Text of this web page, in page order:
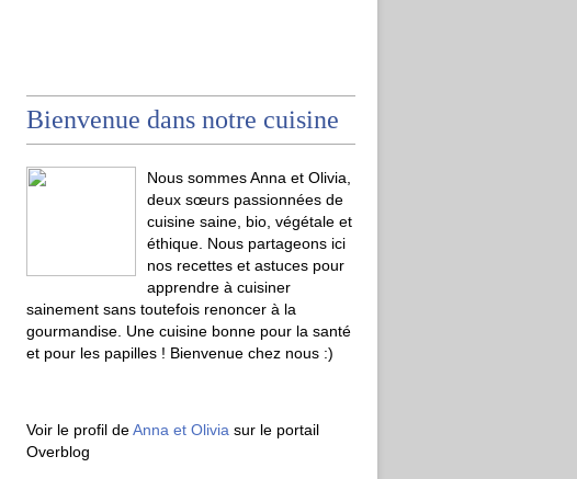
Bienvenue dans notre cuisine
Nous sommes Anna et Olivia,
deux sœurs passionnées de
cuisine saine, bio, végétale et
éthique. Nous partageons ici
nos recettes et astuces pour
apprendre à cuisiner
sainement sans toutefois renoncer à la
gourmandise. Une cuisine bonne pour la santé
et pour les papilles ! Bienvenue chez nous :)
Voir le profil deAnna et Olivia sur le portail
Overblog